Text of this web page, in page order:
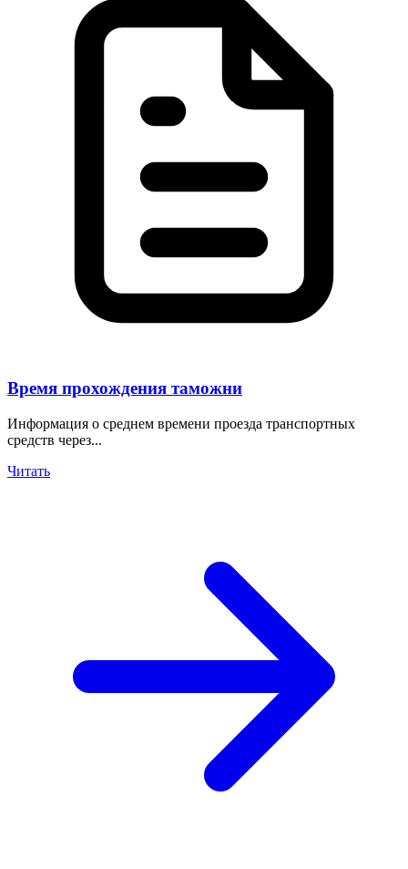
Время прохождения таможни
Информация о среднем времени проезда транспортных
средств через...
Читать